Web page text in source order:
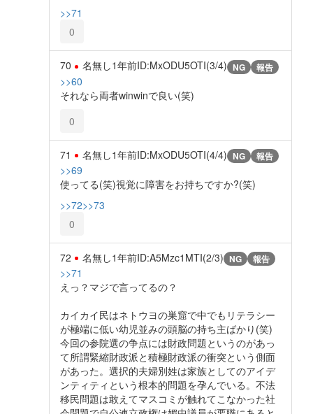
>>71
0
70 名無し1年前ID:MxODU5OTI(3/4) NG 報告
>>60
それなら両者winwinで良い(笑)
0
71 名無し1年前ID:MxODU5OTI(4/4) NG 報告
>>69
使ってる(笑)視覚に障害をお持ちですか?(笑)
>>72>>73
0
72 名無し1年前ID:A5Mzc1MTI(2/3) NG 報告
>>71
えっ？マジで言ってるの？
カイカイ民はネトウヨの巣窟で中でもリテラシー
が極端に低い幼児並みの頭脳の持ち主ばかり(笑)
今回の参院選の争点には財政問題というのがあっ
て所謂緊縮財政派と積極財政派の衝突という側面
があった。選択的夫婦別姓は家族としてのアイデ
ンティティという根本的問題を孕んでいる。不法
移民問題は敢えてマスコミが触れてこなかった社